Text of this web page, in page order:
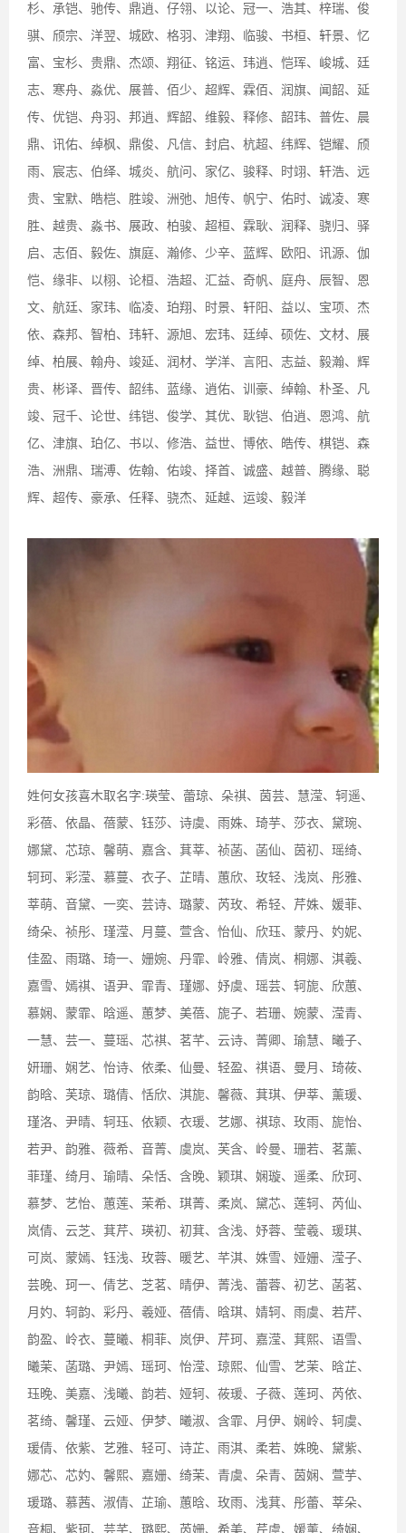
杉、承铠、驰传、鼎逍、仔翎、以论、冠一、浩其、梓瑞、俊
骐、颀宗、洋翌、城欧、格羽、津翔、临骏、书桓、轩景、忆
富、宝杉、贵鼎、杰颂、翔征、铭运、玮逍、恺珲、峻城、廷
志、寒舟、淼优、展普、佰少、超辉、霖佰、润旗、闻韶、延
传、优铠、舟羽、邦逍、辉韶、维毅、释修、韶玮、普佐、晨
鼎、讯佑、绰枫、鼎俊、凡信、封启、杭超、纬辉、铠耀、颀
雨、宸志、伯绎、城炎、航问、家亿、骏释、时翊、轩浩、远
贵、宝默、皓桤、胜竣、洲弛、旭传、帆宁、佑时、诚凌、寒
胜、越贵、淼书、展政、柏骏、超桓、霖耿、润释、骁归、驿
启、志佰、毅佐、旗庭、瀚修、少辛、蓝辉、欧阳、讯源、伽
恺、缘非、以栩、论桓、浩超、汇益、奇帆、庭舟、辰智、恩
文、航廷、家玮、临凌、珀翔、时景、轩阳、益以、宝项、杰
依、森邦、智柏、玮轩、源旭、宏玮、廷绰、硕佐、文材、展
绰、柏展、翰舟、竣延、润材、学洋、言阳、志益、毅瀚、辉
贵、彬译、晋传、韶纬、蓝缘、逍佑、训豪、绰翰、朴圣、凡
竣、冠千、论世、纬铠、俊学、其优、耿铠、伯逍、恩鸿、航
亿、津旗、珀亿、书以、修浩、益世、博依、皓传、棋铠、森
浩、洲鼎、瑞溥、佐翰、佑竣、择首、诚盛、越普、腾缘、聪
辉、超传、豪承、任释、骁杰、延越、运竣、毅洋
姓何女孩喜木取名字:瑛莹、蕾琼、朵祺、茵芸、慧滢、轲遥、
彩蓓、依晶、蓓蒙、钰莎、诗虞、雨姝、琦芋、莎衣、黛琬、
娜黛、芯琼、馨萌、嘉含、萁莘、祯菡、菡仙、茵初、瑶绮、
轲珂、彩滢、慕蔓、衣子、芷晴、蕙欣、玫轻、浅岚、彤雅、
莘萌、音黛、一奕、芸诗、璐蒙、芮玫、希轻、芹姝、媛菲、
绮朵、祯彤、瑾滢、月蔓、萱含、怡仙、欣珏、蒙丹、妁妮、
佳盈、雨璐、琦一、姗婉、丹霏、岭雅、倩岚、桐娜、淇羲、
嘉雪、嫣祺、语尹、霏青、瑾娜、妤虞、瑶芸、轲旎、欣蕙、
慕娴、蒙霏、晗遥、蕙梦、美蓓、旎子、若珊、婉蒙、滢青、
一慧、芸一、蔓瑶、芯祺、茗芊、云诗、菁卿、瑜慧、曦子、
妍珊、娴艺、怡诗、依柔、仙曼、轻盈、祺语、曼月、琦莜、
韵晗、芙琼、璐倩、恬欣、淇旎、馨薇、萁琪、伊莘、薰瑗、
瑾洛、尹晴、轲珏、依颖、衣瑗、艺娜、祺琼、玫雨、旎怡、
若尹、韵雅、薇希、音菁、虞岚、芙含、岭曼、珊若、茗薰、
菲瑾、绮月、瑜晴、朵恬、含晚、颖琪、娴璇、遥柔、欣珂、
慕梦、艺怡、蕙莲、茉希、琪菁、柔岚、黛芯、莲轲、芮仙、
岚倩、云芝、萁芹、瑛初、初萁、含浅、妤蓉、莹羲、瑗琪、
可岚、蒙嫣、钰浅、玫蓉、暖艺、芊淇、姝雪、娅姗、滢子、
芸晚、珂一、倩艺、芝茗、晴伊、菁浅、蕾蓉、初艺、菡茗、
月妁、轲韵、彩丹、羲娅、蓓倩、晗琪、婧轲、雨虞、若芹、
韵盈、岭衣、蔓曦、桐菲、岚伊、芹珂、嘉滢、萁熙、语雪、
曦茉、菡璐、尹嫣、瑶珂、怡滢、琼熙、仙雪、艺茉、晗芷、
珏晚、美嘉、浅曦、韵若、娅轲、莜瑗、子薇、莲珂、芮依、
茗绮、馨瑾、云娅、伊梦、曦淑、含霏、月伊、娴岭、轲虞、
瑗倩、依紫、艺雅、轻可、诗芷、雨淇、柔若、姝晚、黛紫、
娜芯、芯妁、馨熙、嘉姗、绮茉、青虞、朵青、茵娴、萱芋、
瑗璐、慕茜、淑倩、芷瑜、蕙晗、玫雨、浅萁、彤蕾、莘朵、
音桐、紫珂、芸芊、璐熙、芮姗、希美、芹虞、媛薰、绮娴、